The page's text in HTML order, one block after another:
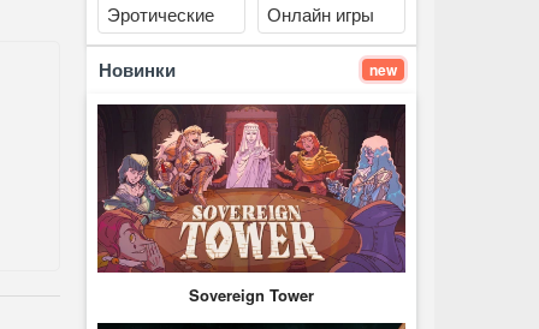
Эротические Онлайн игры
Новинки new
Sovereign Tower